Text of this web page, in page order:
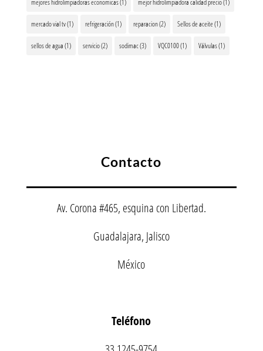
mejores hidrolimpiadoras economicas(1) mejor hidrolimpiadora calidad precio(1)
mercado vial tv(1) refrigeración(1) reparacion(2) Sellos de aceite(1)
sellos de agua(1) servicio(2) sodimac(3) VQC0100(1) Válvulas(1)
Contacto
Av. Corona #465, esquina con Libertad.
Guadalajara, Jalisco
México
Teléfono